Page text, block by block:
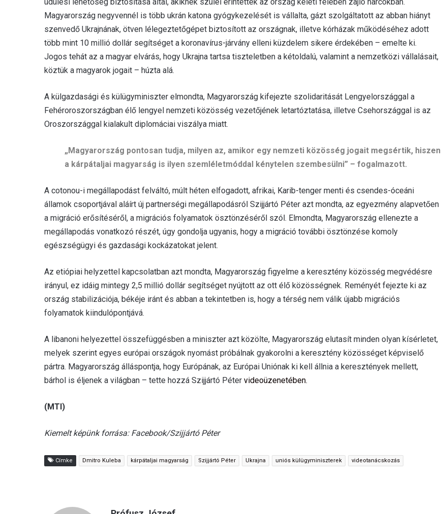
Magyarország negyvennél is több ukrán katona gyógykezelését is vállalta, gázt szolgáltatott az abban hiányt
szenvedő Ukrajnának, ötven lélegeztetőgépet biztosított az országnak, illetve kórházak működéséhez adott
több mint 10 millió dollár segítséget a koronavírus-járvány elleni küzdelem sikere érdekében – emelte ki.
Jogos tehát az a magyar elvárás, hogy Ukrajna tartsa tiszteletben a kétoldalú, valamint a nemzetközi vállalásait,
köztük a magyarok jogait – húzta alá.
A külgazdasági és külügyminiszter elmondta, Magyarország kifejezte szolidaritását Lengyelországgal a
Fehéroroszországban élő lengyel nemzeti közösség vezetőjének letartóztatása, illetve Csehországgal is az
Oroszországgal kialakult diplomáciai viszálya miatt.
„Magyarország pontosan tudja, milyen az, amikor egy nemzeti közösség jogait megsértik, hiszen
a kárpátaljai magyarság is ilyen szemléletmóddal kénytelen szembesülni” – fogalmazott.
A cotonou-i megállapodást felváltó, múlt héten elfogadott, afrikai, Karib-tenger menti és csendes-óceáni
államok csoportjával aláírt új partnerségi megállapodásról Szijjártó Péter azt mondta, az egyezmény alapvetően
a migráció erősítéséről, a migrációs folyamatok ösztönzéséről szól. Elmondta, Magyarország ellenezte a
megállapodás vonatkozó részét, úgy gondolja ugyanis, hogy a migráció további ösztönzése komoly
egészségügyi és gazdasági kockázatokat jelent.
Az etiópiai helyzettel kapcsolatban azt mondta, Magyarország figyelme a keresztény közösség megvédésre
irányul, ez idáig mintegy 2,5 millió dollár segítséget nyújtott az ott élő közösségnek. Reményét fejezte ki az
ország stabilizációja, békéje iránt és abban a tekintetben is, hogy a térség nem válik újabb migrációs
folyamatok kiindulópontjává.
A libanoni helyezettel összefüggésben a miniszter azt közölte, Magyarország elutasít minden olyan kísérletet,
melyek szerint egyes európai országok nyomást próbálnak gyakorolni a keresztény közösséget képviselő
pártra. Magyarország álláspontja, hogy Európának, az Európai Uniónak ki kell állnia a keresztények mellett,
bárhol is éljenek a világban – tette hozzá Szijjártó Péter videoüzenetében.
(MTI)
Kiemelt képünk forrása: Facebook/Szijjártó Péter
Címke Dmitro Kuleba kárpátaljai magyarság Szijjártó Péter Ukrajna uniós külügyminiszterek videotanácskozás